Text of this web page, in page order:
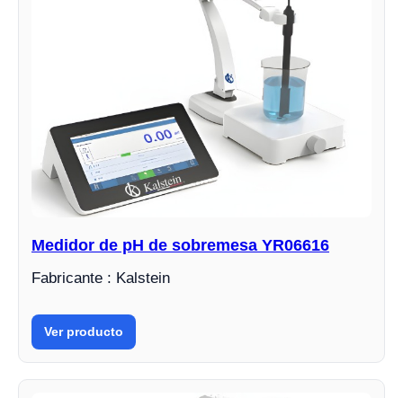
Medidor de pH de sobremesa YR06616
Fabricante : Kalstein
Ver producto